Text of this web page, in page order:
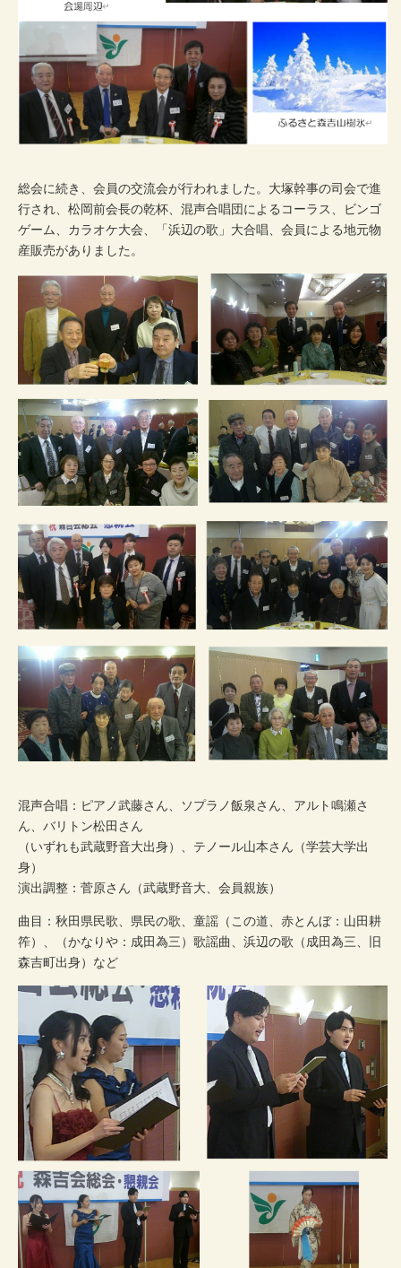
総会に続き、会員の交流会が行われました。大塚幹事の司会で進
行され、松岡前会長の乾杯、混声合唱団によるコーラス、ビンゴ
ゲーム、カラオケ大会、「浜辺の歌」大合唱、会員による地元物
産販売がありました。
混声合唱：ピアノ武藤さん、ソプラノ飯泉さん、アルト鳴瀬さ
ん、バリトン松田さん
（いずれも武蔵野音大出身）、テノール山本さん（学芸大学出
身）
演出調整：菅原さん（武蔵野音大、会員親族）
曲目：秋田県民歌、県民の歌、童謡（この道、赤とんぼ：山田耕
筰）、（かなりや：成田為三）歌謡曲、浜辺の歌（成田為三、旧
森吉町出身）など